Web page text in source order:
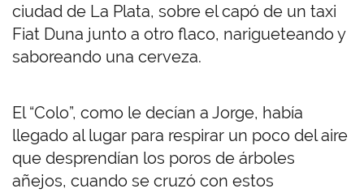
ciudad de La Plata, sobre el capó de un taxi
Fiat Duna junto a otro flaco, narigueteando y
saboreando una cerveza.
El “Colo”, como le decían a Jorge, había
llegado al lugar para respirar un poco del aire
que desprendían los poros de árboles
añejos, cuando se cruzó con estos